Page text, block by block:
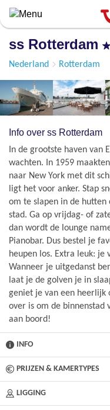
Overslaan
en
algemene
gaan
ss Rotterdam
Nederland Rotterdam
Info over ss Rotterdam
In de grootste haven van
wachten. In 1959
naar New York met dit
ligt het voor anker. Stap
om te slapen in de
stad. Ga op vrijdag- of
dan wordt de lounge
Pianobar. Dus bestel je
heupen los. Extra leuk: je
Wanneer je uitgedanst
laat je de golven je in
geniet je van een heerlijk
over is om de binnenstad
aan boord!
INFO
PRIJZEN & KAMERTYPES
LIGGING